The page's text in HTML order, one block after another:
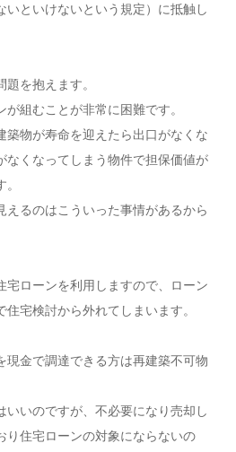
いといけないという規定）に抵触し
を抱えます。
組むことが非常に困難です。
築物が寿命を迎えたら出口がなくな
なくなってしまう物件で担保価値が
えるのはこういった事情があるから
宅ローンを利用しますので、ローン
宅検討から外れてしまいます。
現金で調達できる方は再建築不可物
いいのですが、不必要になり売却し
り住宅ローンの対象にならないの